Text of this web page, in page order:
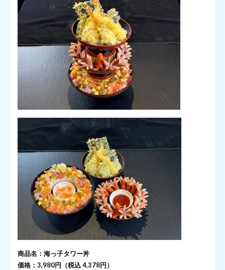
商品名：海っ子タワー丼
価格：3,980円（税込 4,378円）